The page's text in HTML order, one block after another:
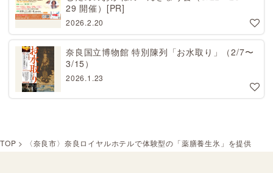
29 開催）[PR]
2026.2.20
奈良国立博物館 特別陳列「お水取り」（2/7〜
3/15）
2026.1.23
TOP > 〈奈良市〉奈良ロイヤルホテルで体験型の「薬膳養生氷」を提供